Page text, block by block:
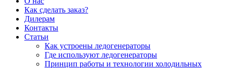
Как сделать заказ?
Дилерам
Контакты
Статьи
Как устроены ледогенераторы
Где используют ледогенераторы
Принцип работы и технологии холодильных